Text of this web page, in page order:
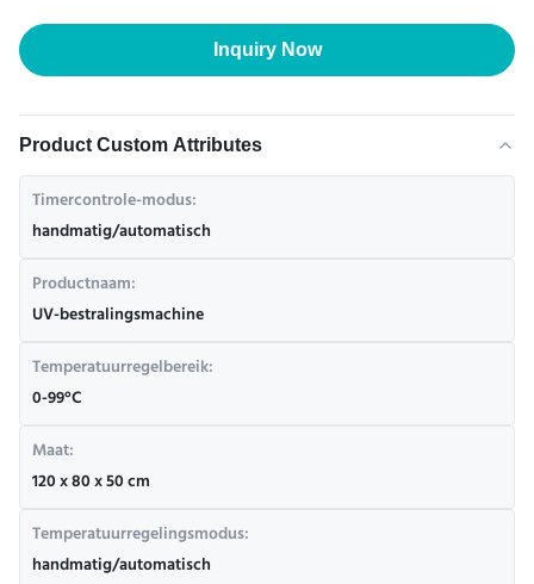
Inquiry Now
Product Custom Attributes
Timercontrole-modus:
handmatig/automatisch
Productnaam:
UV-bestralingsmachine
Temperatuurregelbereik:
0-99°C
Maat:
120 x 80 x 50 cm
Temperatuurregelingsmodus:
handmatig/automatisch